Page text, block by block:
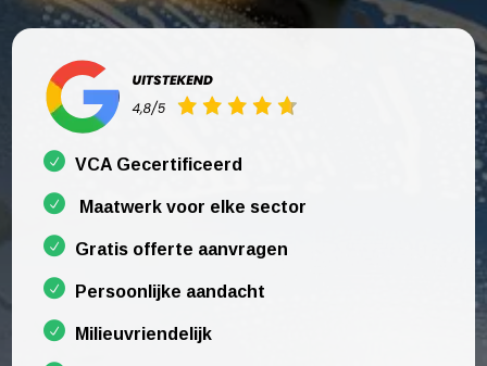
VCA Gecertificeerd
Maatwerk voor elke sector
Gratis offerte aanvragen
Persoonlijke aandacht
Milieuvriendelijk